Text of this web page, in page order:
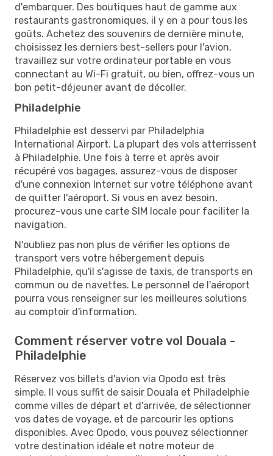
d'embarquer. Des boutiques haut de gamme aux
restaurants gastronomiques, il y en a pour tous les
goûts. Achetez des souvenirs de dernière minute,
choisissez les derniers best-sellers pour l'avion,
travaillez sur votre ordinateur portable en vous
connectant au Wi-Fi gratuit, ou bien, offrez-vous un
bon petit-déjeuner avant de décoller.
Philadelphie
Philadelphie est desservi par Philadelphia
International Airport. La plupart des vols atterrissent
à Philadelphie. Une fois à terre et après avoir
récupéré vos bagages, assurez-vous de disposer
d'une connexion Internet sur votre téléphone avant
de quitter l'aéroport. Si vous en avez besoin,
procurez-vous une carte SIM locale pour faciliter la
navigation.
N'oubliez pas non plus de vérifier les options de
transport vers votre hébergement depuis
Philadelphie, qu'il s'agisse de taxis, de transports en
commun ou de navettes. Le personnel de l'aéroport
pourra vous renseigner sur les meilleures solutions
au comptoir d'information.
Comment réserver votre vol Douala -
Philadelphie
Réservez vos billets d'avion via Opodo est très
simple. Il vous suffit de saisir Douala et Philadelphie
comme villes de départ et d'arrivée, de sélectionner
vos dates de voyage, et de parcourir les options
disponibles. Avec Opodo, vous pouvez sélectionner
votre destination idéale et notre moteur de